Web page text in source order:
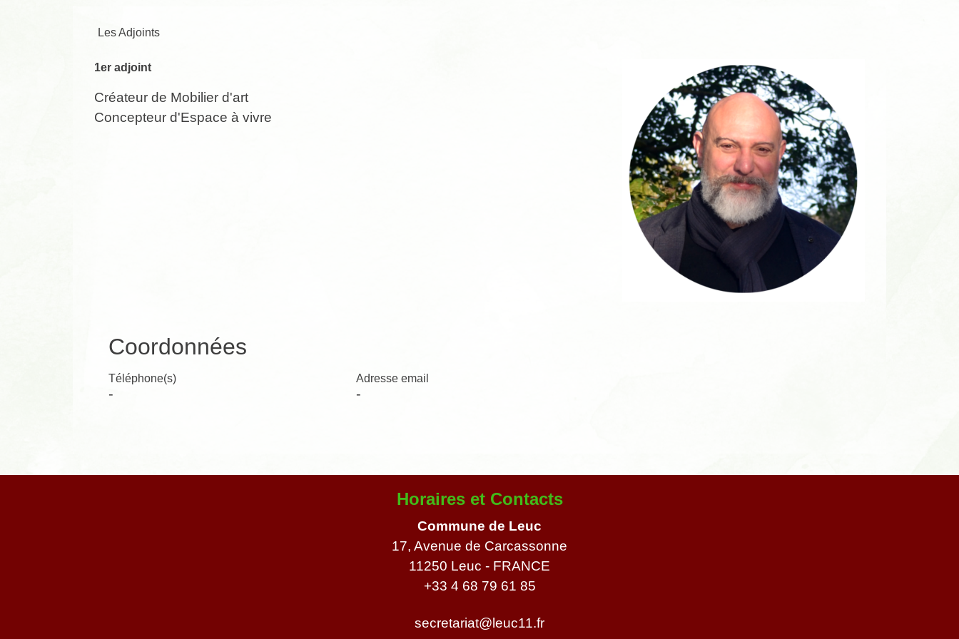
Les Adjoints
1er adjoint
Créateur de Mobilier d'art
Concepteur d'Espace à vivre
Coordonnées
Téléphone(s)
-
Adresse email
-
Horaires et Contacts
Commune de Leuc
17, Avenue de Carcassonne
11250 Leuc - FRANCE
+33 4 68 79 61 85
secretariat@leuc11.fr